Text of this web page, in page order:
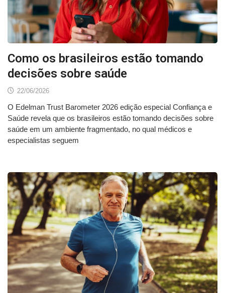
Como os brasileiros estão tomando
decisões sobre saúde
22/06/2026
O Edelman Trust Barometer 2026 edição especial Confiança e
Saúde revela que os brasileiros estão tomando decisões sobre
saúde em um ambiente fragmentado, no qual médicos e
especialistas seguem